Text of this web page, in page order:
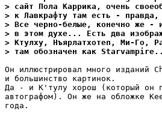
> сайт Пола Каррика, очень
> к Лавкрафту там есть -
> Все черно-белые, конечно же -
> в этом духе... Есть два
> Ктулху, Hъярлатхотеп, Ми-Го,
> там обозначен как
Он иллюстрировал много
и большинство картинок.
Да - и К'тулу хорош (который он
автографом). Он же на обложке
года.